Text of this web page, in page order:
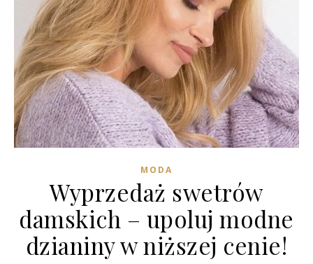
MODA
Wyprzedaż swetrów
damskich – upoluj modne
dzianiny w niższej cenie!